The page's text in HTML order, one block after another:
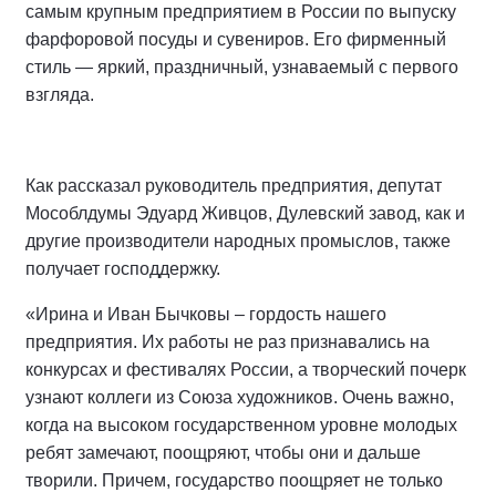
самым крупным предприятием в России по выпуску
фарфоровой посуды и сувениров. Его фирменный
стиль — яркий, праздничный, узнаваемый с первого
взгляда.
Как рассказал руководитель предприятия, депутат
Мособлдумы Эдуард Живцов, Дулевский завод, как и
другие производители народных промыслов, также
получает господдержку.
«Ирина и Иван Бычковы – гордость нашего
предприятия. Их работы не раз признавались на
конкурсах и фестивалях России, а творческий почерк
узнают коллеги из Союза художников. Очень важно,
когда на высоком государственном уровне молодых
ребят замечают, поощряют, чтобы они и дальше
творили. Причем, государство поощряет не только